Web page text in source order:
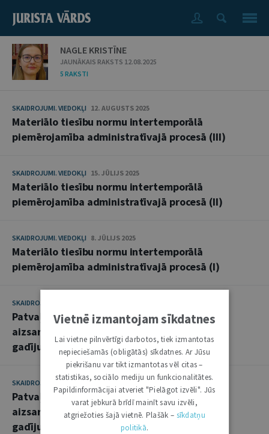
NAGLE KRISTĪNE
JAUNĀKAIS RAKSTS 12.08.2025
5 RAKSTI
SKAIDROJUMI. VIEDOKĻI 12. AUGUSTS 2025
Materiālo tiesību normu intertemporālā
piemērojamība administratīvajā procesā (III)
SKAIDROJUMI. VIEDOKĻI 15. JŪLIJS 2025
Materiālo tiesību normu intertemporālā
piemērojamība administratīvajā procesā (II)
SKAIDROJUMI. VIEDOKĻI 8. JŪLIJS 2025
Materiālo tiesību normu intertemporālā
piemērojamība administratīvajā procesā (I)
SKAIDROJUMI. VIEDOKĻI
Patvaļīgas būvniecības veidi un tiesību
aizsardzības līdzekļi patvaļīgas būvniecības
gadījumā (II)
SKAIDROJUMI. VIEDOKĻI 16. JANVĀRIS 2024
Patvaļīgas būvniecības veidi un tiesību
aizsardzības līdzekļi patvaļīgas būvniecības
gadījumā (I)
Vietnē izmantojam sīkdatnes
Lai vietne pilnvērtīgi darbotos, tiek izmantotas
nepieciešamās (obligātās) sīkdatnes. Ar Jūsu
piekrišanu var tikt izmantotas vēl citas –
statistikas, sociālo mediju un funkcionalitātes.
Papildinformācijai atveriet "Pielāgot izvēli". Jūs
varat jebkurā brīdī mainīt savu izvēli,
atgriežoties šajā vietnē. Plašāk – sīkdatņu
politikā.